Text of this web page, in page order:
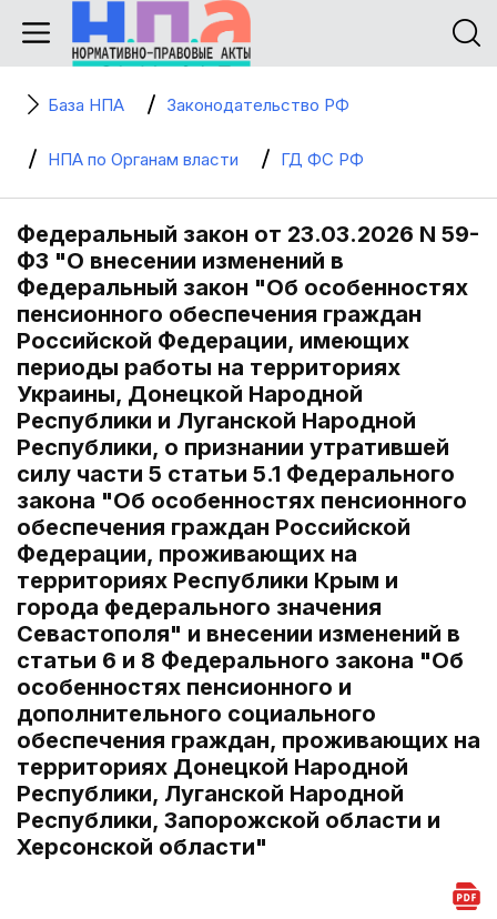
База НПА Законодательство РФ
НПА по Органам власти ГД ФС РФ
Федеральный закон от 23.03.2026 N 59-
ФЗ "О внесении изменений в
Федеральный закон "Об особенностях
пенсионного обеспечения граждан
Российской Федерации, имеющих
периоды работы на территориях
Украины, Донецкой Народной
Республики и Луганской Народной
Республики, о признании утратившей
силу части 5 статьи 5.1 Федерального
закона "Об особенностях пенсионного
обеспечения граждан Российской
Федерации, проживающих на
территориях Республики Крым и
города федерального значения
Севастополя" и внесении изменений в
статьи 6 и 8 Федерального закона "Об
особенностях пенсионного и
дополнительного социального
обеспечения граждан, проживающих на
территориях Донецкой Народной
Республики, Луганской Народной
Республики, Запорожской области и
Херсонской области"